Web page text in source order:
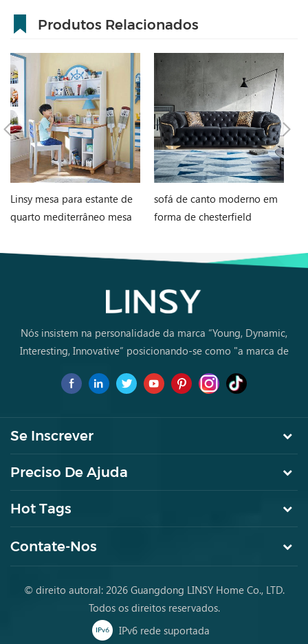
Produtos Relacionados
Linsy mesa para estante de
quarto mediterrâneo mesa
residencial menino menina
sofá de canto moderno em
forma de chesterfield
Nós insistem na personalidade da marca “Young, Dynamic,
Interesting, Innovative” posicionando-se como "a marca de
vez.
Se Inscrever
Preciso De Ajuda
Hot Tags
Contate-Nos
© direito autoral: 2026 Guangdong LINSY Home Co., LTD.
Todos os direitos reservados.
IPv6 rede suportada